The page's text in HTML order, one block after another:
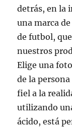
detrás, en la
una marca
de futbol,
nuestros
Elige una
de la
fiel a la
utilizando
ácido, está